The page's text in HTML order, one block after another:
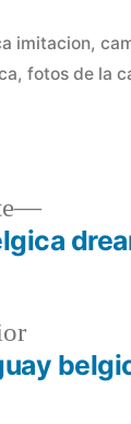
imitacion,
, fotos de la
Entrada
anterior:
Entrada